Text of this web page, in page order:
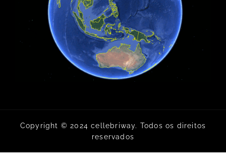
Copyright © 2024 cellebriway. Todos os direitos
reservados